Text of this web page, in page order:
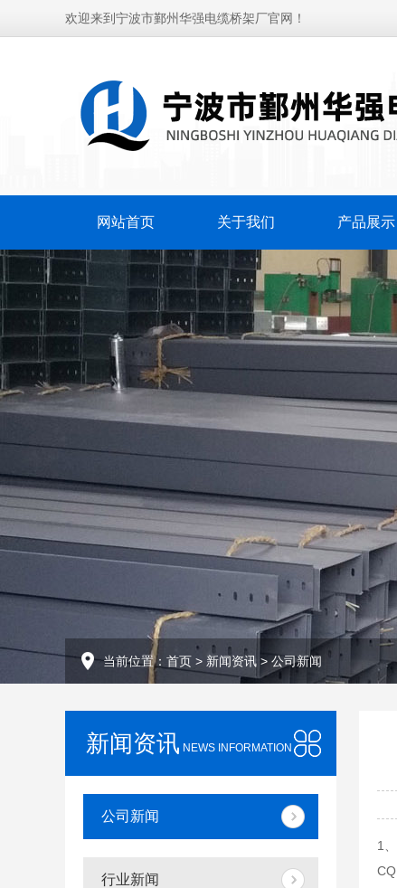
欢迎来到宁波市鄞州华强电缆桥架厂官网！
网站首页 关于我们 产品展示
当前位置： 首页 > 新闻资讯 > 公司新闻
新闻资讯 NEWS INFORMATION
公司新闻
行业新闻
1